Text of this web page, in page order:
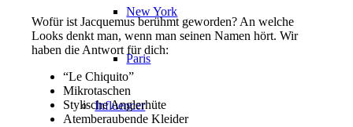
New York
Paris
Influencer
Wofür ist Jacquemus berühmt geworden? An welche
Looks denkt man, wenn man seinen Namen hört. Wir
haben die Antwort für dich:
“Le Chiquito”
Mikrotaschen
Stylische Anglerhüte
Atemberaubende Kleider